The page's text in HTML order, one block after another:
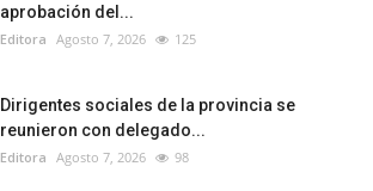
aprobación del...
Editora Agosto 7, 2026 125
Dirigentes sociales de la provincia se
reunieron con delegado...
Editora Agosto 7, 2026 98